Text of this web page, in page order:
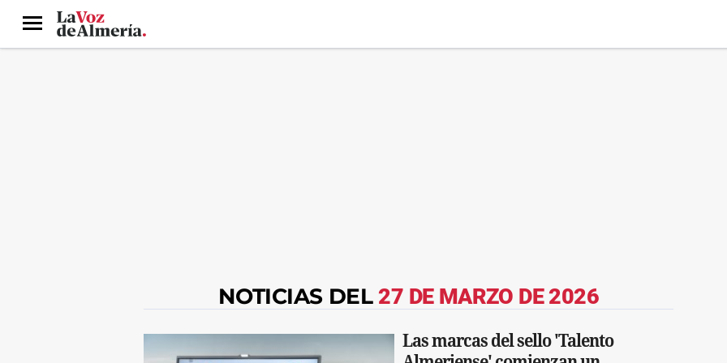
Menú
NOTICIAS DEL27 DE MARZO DE 2026
Las marcas del sello 'Talento